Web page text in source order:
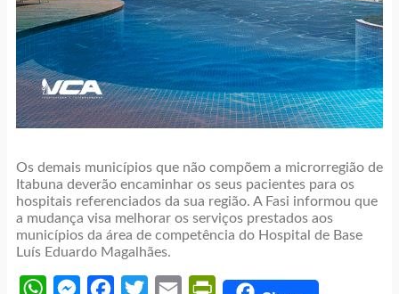
Os demais municípios que não compõem a microrregião de
Itabuna deverão encaminhar os seus pacientes para os
hospitais referenciados da sua região. A Fasi informou que
a mudança visa melhorar os serviços prestados aos
municípios da área de competência do Hospital de Base
Luís Eduardo Magalhães.
WhatsAppMessengerFacebook
Twitter Email PrintFriendly